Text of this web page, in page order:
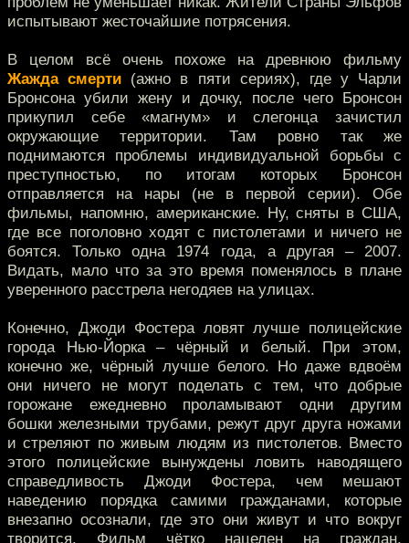
испытывают жесточайшие потрясения.
В целом всё очень похоже на древнюю фильму
Жажда смерти (ажно в пяти сериях), где у Чарли
Бронсона убили жену и дочку, после чего Бронсон
прикупил себе «магнум» и слегонца зачистил
окружающие территории. Там ровно так же
поднимаются проблемы индивидуальной борьбы с
преступностью, по итогам которых Бронсон
отправляется на нары (не в первой серии). Обе
фильмы, напомню, американские. Ну, сняты в США,
где все поголовно ходят с пистолетами и ничего не
боятся. Только одна 1974 года, а другая – 2007.
Видать, мало что за это время поменялось в плане
уверенного расстрела негодяев на улицах.
Конечно, Джоди Фостера ловят лучше полицейские
города Нью-Йорка – чёрный и белый. При этом,
конечно же, чёрный лучше белого. Но даже вдвоём
они ничего не могут поделать с тем, что добрые
горожане ежедневно проламывают одни другим
бошки железными трубами, режут друг друга ножами
и стреляют по живым людям из пистолетов. Вместо
этого полицейские вынуждены ловить наводящего
справедливость Джоди Фостера, чем мешают
наведению порядка самими гражданами, которые
внезапно осознали, где это они живут и что вокруг
творится. Фильм чётко нацелен на граждан,